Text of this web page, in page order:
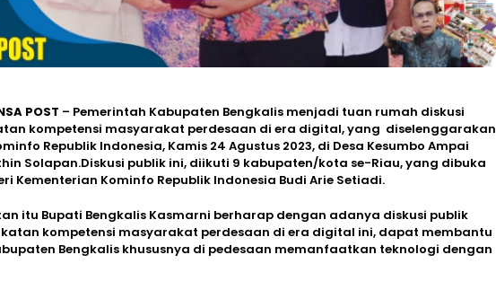
POST – Pemerintah Kabupaten Bengkalis menjadi tuan rumah diskusi
kompetensi masyarakat perdesaan di era digital, yang diselenggarakan
Republik Indonesia, Kamis 24 Agustus 2023, di Desa Kesumbo Ampai
Solapan.Diskusi publik ini, diikuti 9 kabupaten/kota se-Riau, yang dibuka
Kementerian Kominfo Republik Indonesia Budi Arie Setiadi.
itu Bupati Bengkalis Kasmarni berharap dengan adanya diskusi publik
kompetensi masyarakat perdesaan di era digital ini, dapat membantu
Bengkalis khususnya di pedesaan memanfaatkan teknologi dengan